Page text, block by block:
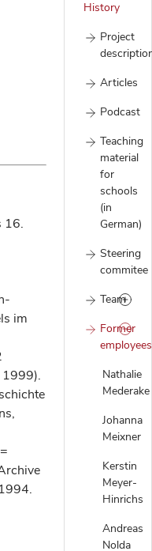
History
Project
Articles
Podcast
Teaching
material
for
schools
(in
German)
Steering
commitee
Team
Former
employees
Nathalie
Mederake
Johanna
Meixner
Kerstin
Meyer-
Hinrichs
Andreas
Nolda
16.
im
1999).